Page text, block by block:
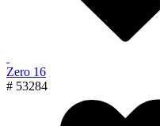
Zero 16
# 53284